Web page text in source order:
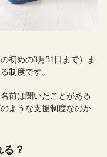
初めの3月31日まで）ま
制度です。
前は聞いたことがある
ような支援制度なのか
？